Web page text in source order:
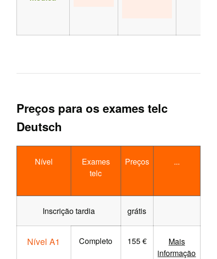
Preços para os exames telc
Deutsch
Nível
Exames
telc
Preços ...
Inscrição tardia grátis
Nível A1 Completo 155 €
Mais
informação